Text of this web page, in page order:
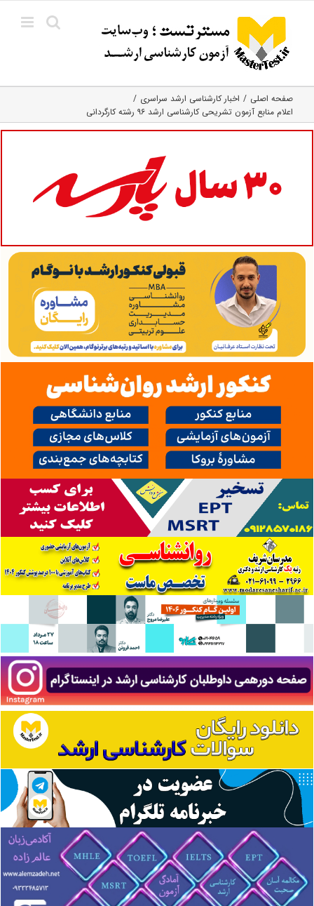
content
صفحه اصلی
اخبار کارشناسی ارشد سراسری
اعلام منابع آزمون تشریحی کارشناسی ارشد ۹۶ رشته‌‌ کارگردانی